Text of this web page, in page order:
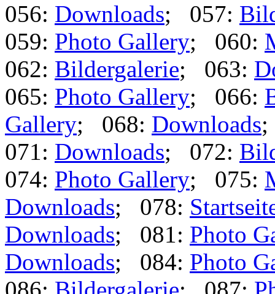
056: Downloads; 057:
059: Photo Gallery; 060:
062: Bildergalerie; 063:
065: Photo Gallery; 066:
Gallery; 068: Downloads
071: Downloads; 072:
074: Photo Gallery; 075:
Downloads; 078:
Downloads; 081: Photo
Downloads; 084: Photo